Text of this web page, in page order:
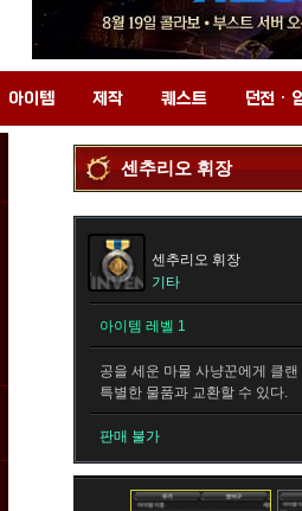
아이템 제작 퀘스트 던전 ·
센추리오 휘장
센추리오 휘장
기타
아이템 레벨 1
공을 세운 마물 사냥꾼에게 클
특별한 물품과 교환할 수 있다.
판매 불가